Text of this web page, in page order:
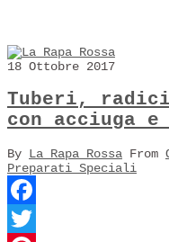
18 Ottobre 2017
Tuberi,
con acciuga
By La Rapa Rossa From
Preparati Speciali
Facebook